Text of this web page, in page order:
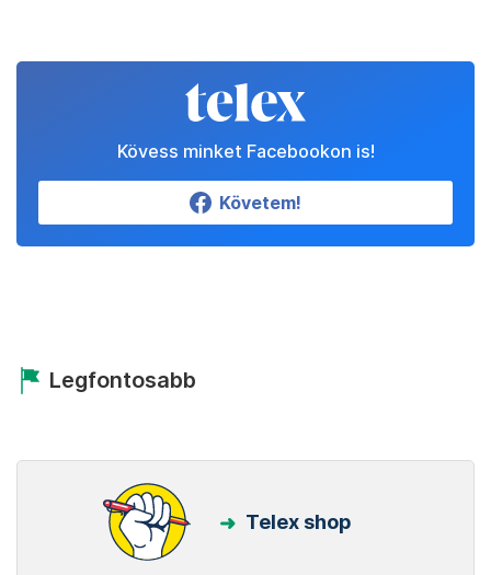
Kövess minket Facebookon is!
Követem!
Legfontosabb
Telex shop